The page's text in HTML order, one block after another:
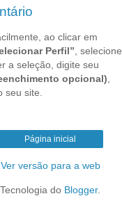
ao clicar em
Perfil” , selecione
a seleção, digite seu
opcional)
seu site.
Página inicial
Ver versão para a web
Tecnologia do Blogger.